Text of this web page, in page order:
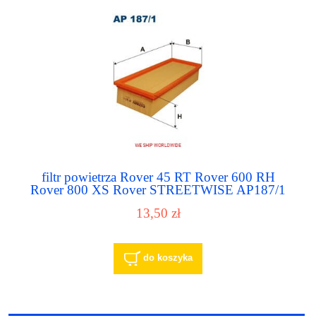
filtr powietrza Rover 45 RT Rover 600 RH
Rover 800 XS Rover STREETWISE AP187/1
13,50 zł
do koszyka